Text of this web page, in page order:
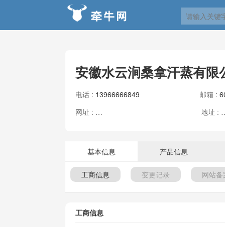
安徽水云涧桑拿汗蒸有限
电话 : 13966666849 邮箱 :
网址 :
暂无信息
基本信息 产品信息
工商信息 变更记录 网站备
工商信息